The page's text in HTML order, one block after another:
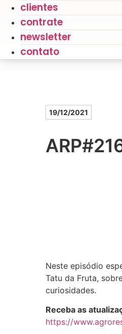
clientes
contrate
newsletter
contato
19/12/2021
Neste episódio
Tatu da Fruta,
curiosidades.
Receba as
https://